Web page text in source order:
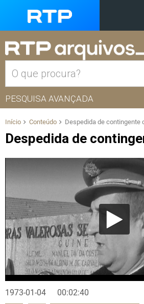
PESQUISA AVANÇADA
Início Conteúdo Despedida de contingente
Despedida de
1973-01-04 00:02:40